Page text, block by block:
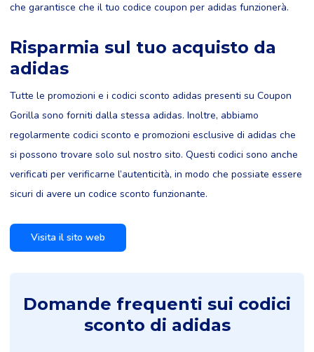
che garantisce che il tuo codice coupon per adidas funzionerà.
Risparmia sul tuo acquisto da
adidas
Tutte le promozioni e i codici sconto adidas presenti su Coupon
Gorilla sono forniti dalla stessa adidas. Inoltre, abbiamo
regolarmente codici sconto e promozioni esclusive di adidas che
si possono trovare solo sul nostro sito. Questi codici sono anche
verificati per verificarne l’autenticità, in modo che possiate essere
sicuri di avere un codice sconto funzionante.
Visita il sito web
Domande frequenti sui codici
sconto di adidas